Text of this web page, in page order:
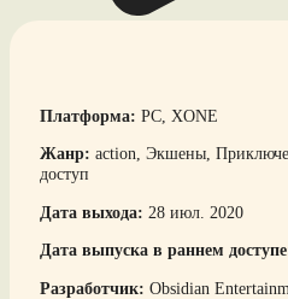
Платформа: PC, XONE
Жанр: action, Экшены,
доступ
Дата выхода: 28 июл. 2020
Дата выпуска в раннем
Разработчик: Obsidian